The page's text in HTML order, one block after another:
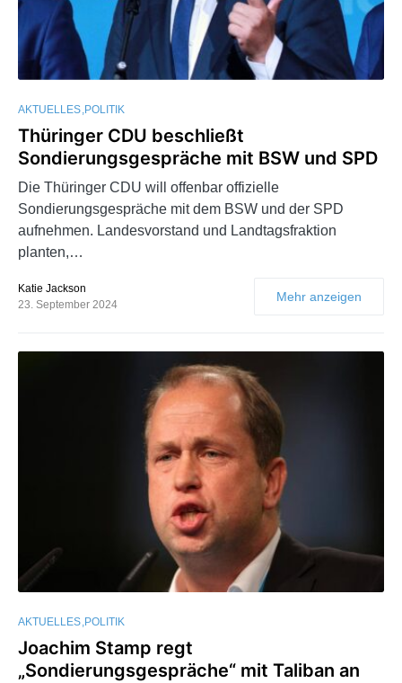
AKTUELLES POLITIK
Thüringer CDU beschließt
Sondierungsgespräche mit BSW und SPD
Die Thüringer CDU will offenbar offizielle
Sondierungsgespräche mit dem BSW und der SPD
aufnehmen. Landesvorstand und Landtagsfraktion
planten,…
Katie Jackson
23. September 2024
Mehr anzeigen
AKTUELLES POLITIK
Joachim Stamp regt
„Sondierungsgespräche“ mit Taliban an